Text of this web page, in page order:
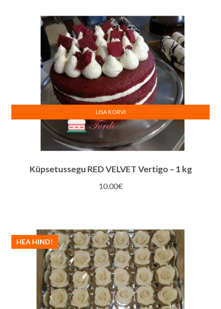
Küpsetussegu RED VELVET Vertigo – 1 kg
10.00€
LISA KORVI
HEA HIND!